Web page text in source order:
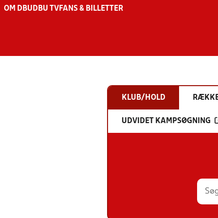
OM DBU DBU TV FANS & BILLETTER
KLUB/HOLD
UDVIDET KAMPSØGNING